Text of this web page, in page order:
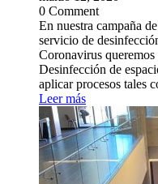
0 Comment
En nuestra campaña
servicio de
Coronavirus
Desinfección de
aplicar procesos tales
Leer más